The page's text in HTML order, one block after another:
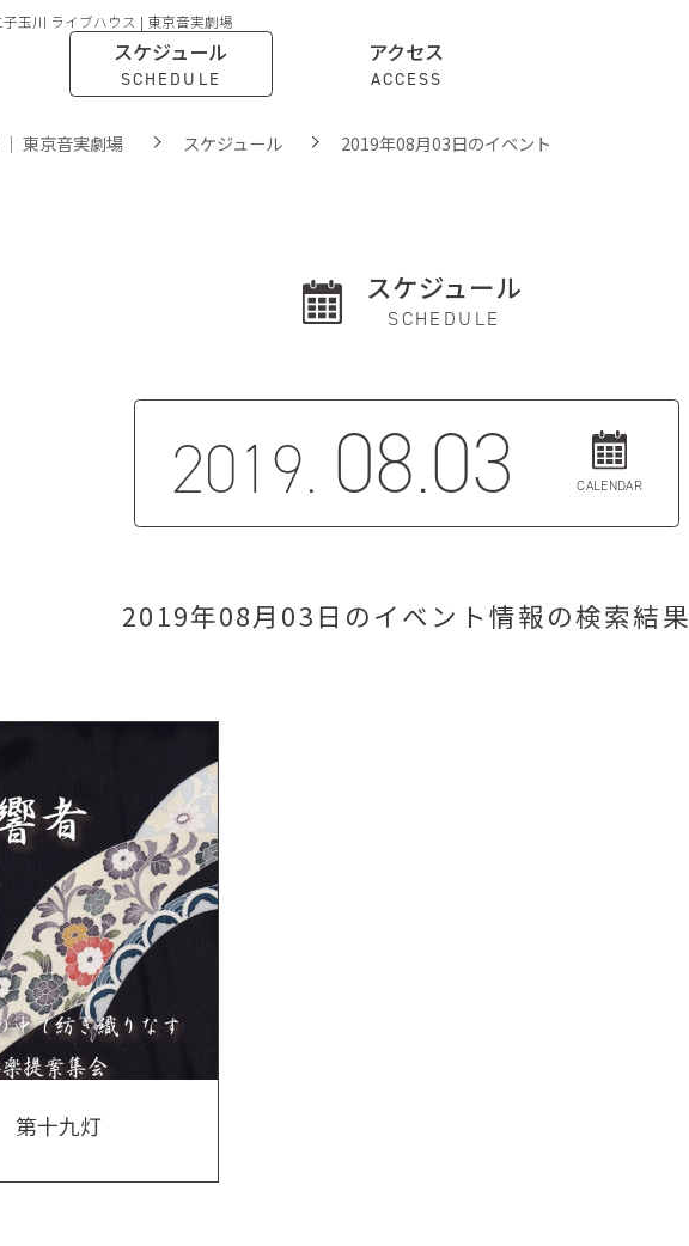
玉川 ライブハウス | 東京音実劇場
スケジュール
SCHEDULE
アクセス
ACCESS
東京音実劇場 スケジュール 2019年08月03日のイベント
スケジュール
SCHEDULE
2019. 08.03 CALENDAR
2019年08月03日のイベント情報の検索結果
第十九灯